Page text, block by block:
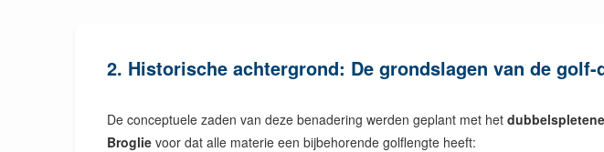
2. Historische achtergrond: De grondslagen van de
De conceptuele zaden van deze benadering werden geplant met het
Broglie voor dat alle materie een bijbehorende golflengte heeft: